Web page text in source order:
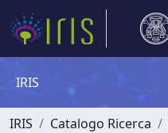
IRIS
IRIS Catalogo Ricerca